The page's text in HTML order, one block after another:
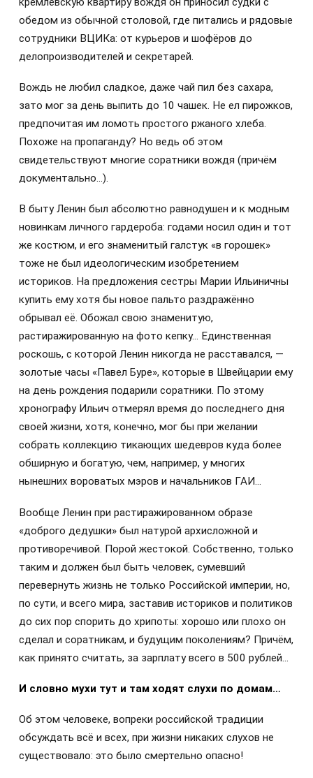
обедом из обычной столовой, где питались и рядовые
сотрудники ВЦИКа: от курьеров и шофёров до
делопроизводителей и секретарей.
Вождь не любил сладкое, даже чай пил без сахара,
зато мог за день выпить до 10 чашек. Не ел пирожков,
предпочитая им ломоть простого ржаного хлеба.
Похоже на пропаганду? Но ведь об этом
свидетельствуют многие соратники вождя (причём
документально…).
В быту Ленин был абсолютно равнодушен и к модным
новинкам личного гардероба: годами носил один и тот
же костюм, и его знаменитый галстук «в горошек»
тоже не был идеологическим изобретением
историков. На предложения сестры Марии Ильиничны
купить ему хотя бы новое пальто раздражённо
обрывал её. Обожал свою знаменитую,
растиражированную на фото кепку… Единственная
роскошь, с которой Ленин никогда не расставался, —
золотые часы «Павел Буре», которые в Швейцарии ему
на день рождения подарили соратники. По этому
хронографу Ильич отмерял время до последнего дня
своей жизни, хотя, конечно, мог бы при желании
собрать коллекцию тикающих шедевров куда более
обширную и богатую, чем, например, у многих
нынешних вороватых мэров и начальников ГАИ…
Вообще Ленин при растиражированном образе
«доброго дедушки» был натурой архисложной и
противоречивой. Порой жестокой. Собственно, только
таким и должен был быть человек, сумевший
перевернуть жизнь не только Российской империи, но,
по сути, и всего мира, заставив историков и политиков
до сих пор спорить до хрипоты: хорошо или плохо он
сделал и соратникам, и будущим поколениям? Причём,
как принято считать, за зарплату всего в 500 рублей…
И словно мухи тут и там ходят слухи по домам…
Об этом человеке, вопреки российской традиции
обсуждать всё и всех, при жизни никаких слухов не
существовало: это было смертельно опасно!